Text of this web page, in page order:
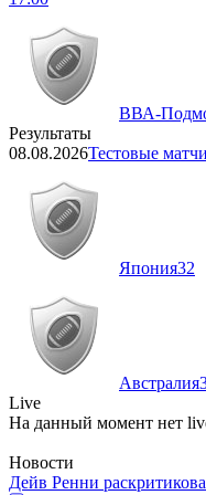
ВВА-
Результаты
08.08.2026Тестовые матчи
Япония32
Австралия
Live
На данный момент нет
Новости
Дейв Ренни